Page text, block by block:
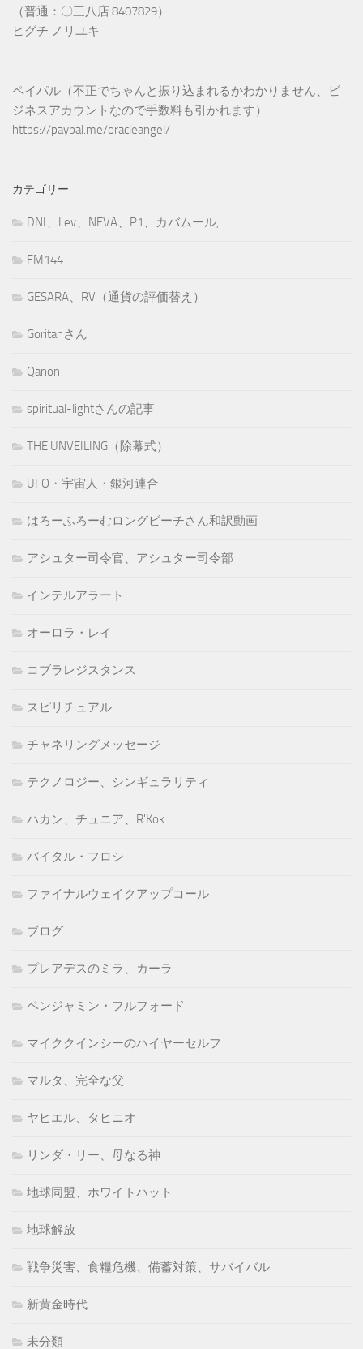
（普通：〇三八店 8407829）
ヒグチ ノリユキ
ペイパル（不正でちゃんと振り込まれるかわかりません、ビ
ジネスアカウントなので手数料も引かれます）
https://paypal.me/oracleangel/
カテゴリー
DNI、Lev、NEVA、P1、カバムール,
FM144
GESARA、RV（通貨の評価替え）
Goritanさん
Qanon
spiritual-lightさんの記事
THE UNVEILING（除幕式）
UFO・宇宙人・銀河連合
はろーふろーむロングビーチさん和訳動画
アシュター司令官、アシュター司令部
インテルアラート
オーロラ・レイ
コブラレジスタンス
スピリチュアル
チャネリングメッセージ
テクノロジー、シンギュラリティ
ハカン、チュニア、R'Kok
バイタル・フロシ
ファイナルウェイクアップコール
ブログ
プレアデスのミラ、カーラ
ベンジャミン・フルフォード
マイククインシーのハイヤーセルフ
マルタ、完全な父
ヤヒエル、タヒニオ
リンダ・リー、母なる神
地球同盟、ホワイトハット
地球解放
戦争災害、食糧危機、備蓄対策、サバイバル
新黄金時代
未分類